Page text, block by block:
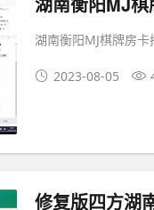
湖南衡阳MJ棋牌房卡
2023-08-05
修复版四方湖